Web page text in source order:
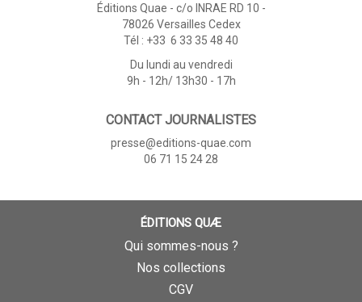
Éditions Quae - c/o INRAE RD 10 -
78026 Versailles Cedex
Tél : +33 6 33 35 48 40
Du lundi au vendredi
9h - 12h/ 13h30 - 17h
CONTACT JOURNALISTES
presse@editions-quae.com
06 71 15 24 28
ÉDITIONS QUÆ
Qui sommes-nous ?
Nos collections
CGV